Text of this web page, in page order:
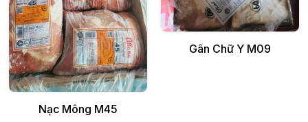
Thêm vào giỏ
Nạc Mông M45
Gân Chữ Y M09